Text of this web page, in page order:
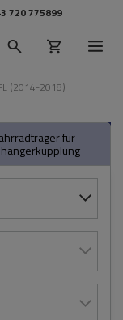
720 775899
(2014-2018)
für